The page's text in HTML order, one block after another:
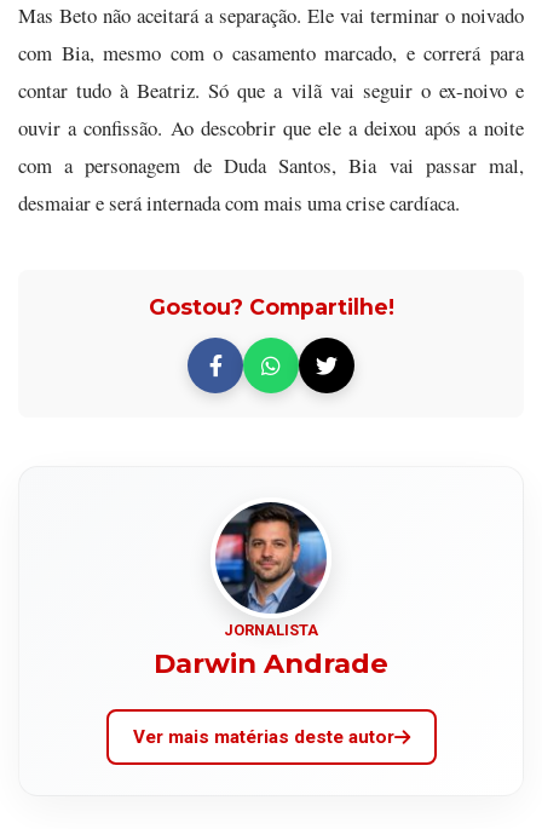
Mas Beto não aceitará a separação. Ele vai terminar o noivado
com Bia, mesmo com o casamento marcado, e correrá para
contar tudo à Beatriz. Só que a vilã vai seguir o ex-noivo e
ouvir a confissão. Ao descobrir que ele a deixou após a noite
com a personagem de Duda Santos, Bia vai passar mal,
desmaiar e será internada com mais uma crise cardíaca.
Gostou? Compartilhe!
JORNALISTA
Darwin Andrade
Ver mais matérias deste autor